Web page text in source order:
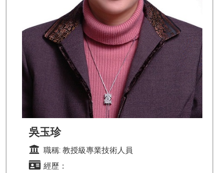
吳玉珍
職稱: 教授級專業技術人員
經歷：